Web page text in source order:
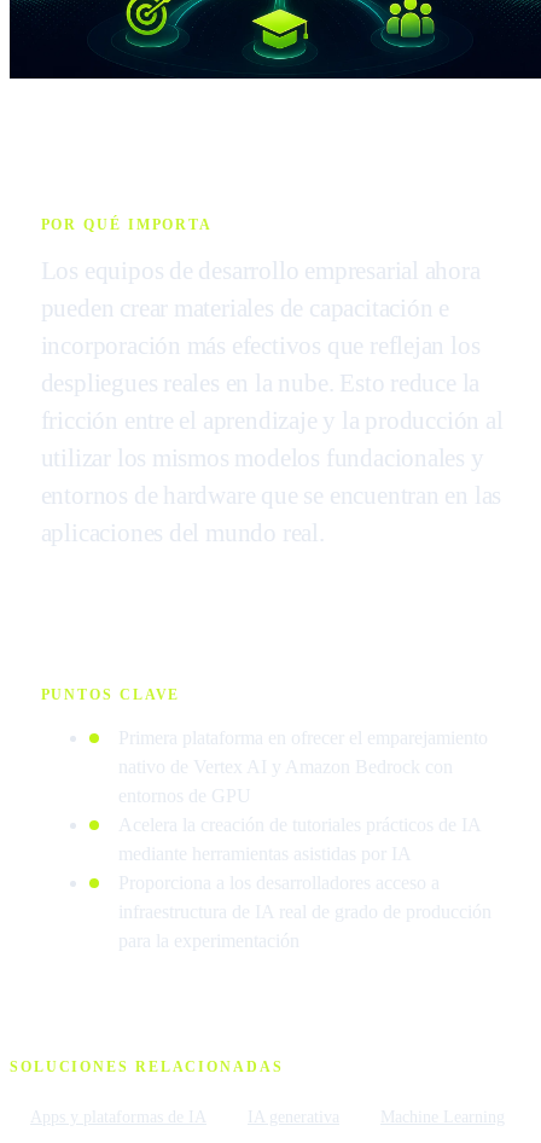
POR QUÉ IMPORTA
Los equipos de desarrollo empresarial ahora
pueden crear materiales de capacitación e
incorporación más efectivos que reflejan los
despliegues reales en la nube. Esto reduce la
fricción entre el aprendizaje y la producción al
utilizar los mismos modelos fundacionales y
entornos de hardware que se encuentran en las
aplicaciones del mundo real.
PUNTOS CLAVE
Primera plataforma en ofrecer el emparejamiento
nativo de Vertex AI y Amazon Bedrock con
entornos de GPU
Acelera la creación de tutoriales prácticos de IA
mediante herramientas asistidas por IA
Proporciona a los desarrolladores acceso a
infraestructura de IA real de grado de producción
para la experimentación
SOLUCIONES RELACIONADAS
Apps y plataformas de IA IA generativa Machine Learning